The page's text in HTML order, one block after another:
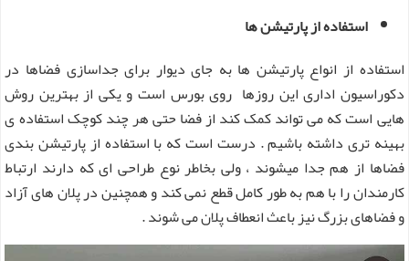
استفاده از پارتیشن ها
استفاده از انواع پارتیشن ها به جای دیوار برای جداسازی فضاها در
دکوراسیون اداری این روزها روی بورس است و یکی از بهترین روش
هایی است که می تواند کمک کند از فضا حتی هر چند کوچک استفاده ی
بهینه تری داشته باشیم . درست است که با استفاده از پارتیشن بندی
فضاها از هم جدا میشوند ، ولی بخاطر نوع طراحی ای که دارند ارتباط
کارمندان را با هم به طور کامل قطع نمی کند و همچنین در پلان های آزاد
و فضاهای بزرگ نیز باعث انعطاف پلان می شوند .